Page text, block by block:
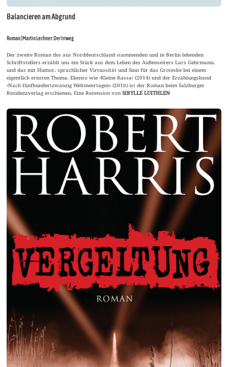
Balancieren am Abgrund
Roman | Martin Lechner: Der Irrweg
Der zweite Roman des aus Norddeutschland stammenden und in Berlin lebenden
Schriftstellers erzählt uns ein Stück aus dem Leben des Außenseiters Lars Gehrmann,
und das mit Humor, sprachlicher Virtuosität und Sinn für das Groteske bei einem
eigentlich ernsten Thema. Ebenso wie ›Kleine Kassa‹ (2014) und der Erzählungsband
›Nach fünfhundertzwanzig Weltmeertagen‹ (2016) ist der Roman beim Salzburger
Residenzverlag erschienen. Eine Rezension vonSIBYLLE LUITHLEN